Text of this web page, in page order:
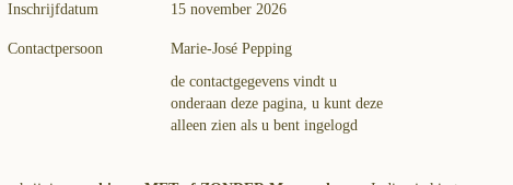
Inschrijfdatum
15 november 2026
Contactpersoon
Marie-José Pepping
de contactgegevens vindt u
onderaan deze pagina, u kunt deze
alleen zien als u bent ingelogd